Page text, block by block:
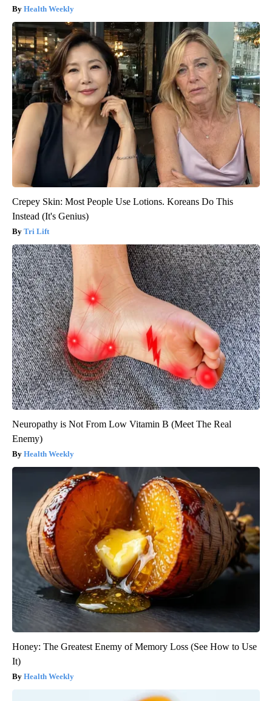
Health Weekly
Crepey Skin: Most People Use Lotions. Koreans Do This
Instead (It's Genius)
Tri Lift
Neuropathy is Not From Low Vitamin B (Meet The Real
Enemy)
Health Weekly
Honey: The Greatest Enemy of Memory Loss (See How to Use
It)
Health Weekly